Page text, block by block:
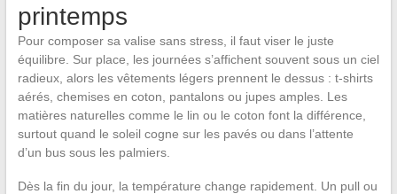
printemps
Pour composer sa valise sans stress, il faut viser le juste
équilibre. Sur place, les journées s’affichent souvent sous un ciel
radieux, alors les vêtements légers prennent le dessus : t-shirts
aérés, chemises en coton, pantalons ou jupes amples. Les
matières naturelles comme le lin ou le coton font la différence,
surtout quand le soleil cogne sur les pavés ou dans l’attente
d’un bus sous les palmiers.
Dès la fin du jour, la température change rapidement. Un pull ou